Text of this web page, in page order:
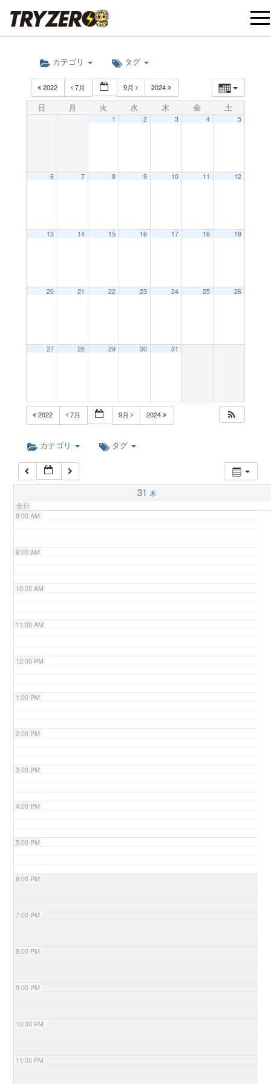
t
i
カテゴリ タグ
2022 7月 9月 2024
日 月 火 水 木 金 土
1 2 3 4 5
6 7 8 9 10 11 12
13 14 15 16 17 18 19
20 21 22 23 24 25 26
27 28 29 30 31
2022 7月 9月 2024
カテゴリ タグ
31 木
全日
5:00 AM
6:00 AM
7:00 AM
8:00 AM
9:00 AM
10:00 AM
11:00 AM
12:00 PM
1:00 PM
2:00 PM
3:00 PM
4:00 PM
5:00 PM
6:00 PM
7:00 PM
8:00 PM
9:00 PM
10:00 PM
11:00 PM